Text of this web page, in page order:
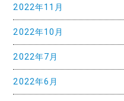
ョ
ン
2022年11月
2022年10月
2022年7月
2022年6月